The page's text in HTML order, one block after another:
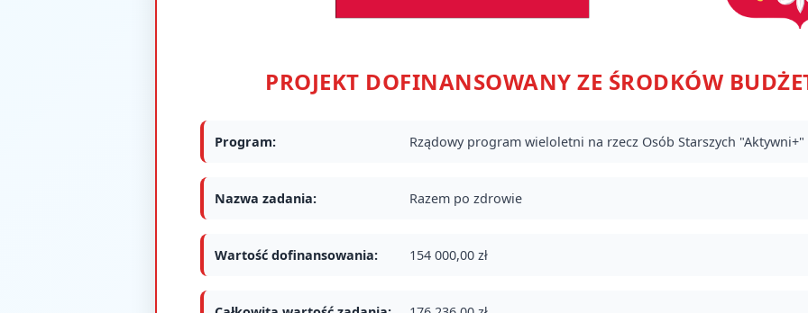
PROJEKT DOFINANSOWANY ZE ŚRODKÓW
Program: Rządowy program wieloletni na rzecz Osób Starszych "Aktywni+"
Nazwa zadania: Razem po zdrowie
Wartość dofinansowania: 154 000,00 zł